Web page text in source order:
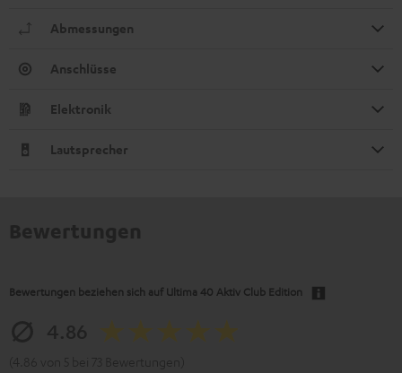
Abmessungen
Anschlüsse
Elektronik
Lautsprecher
Bewertungen beziehen sich auf Ultima 40 Aktiv Club Edition